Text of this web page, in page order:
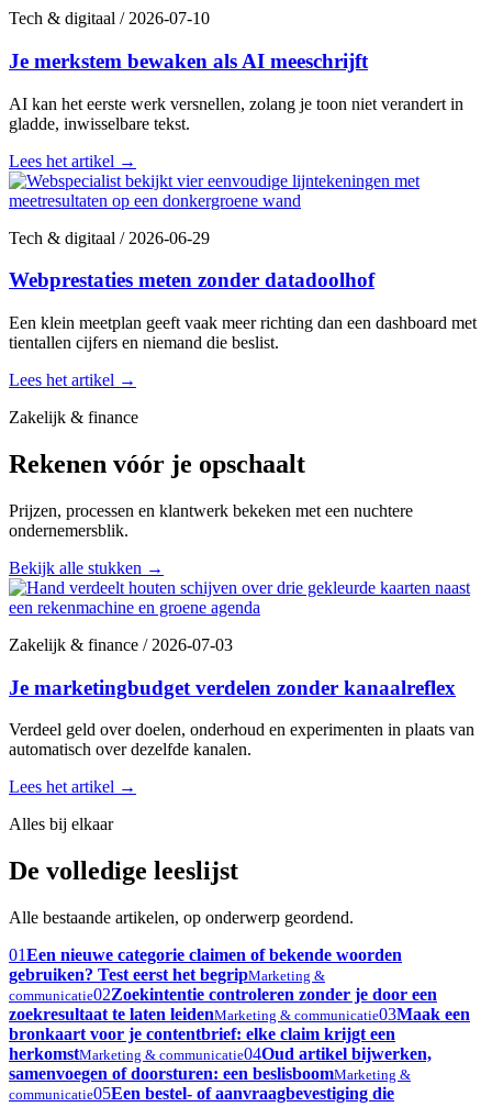
Tech & digitaal /2026-07-10
Je merkstem bewaken als AI meeschrijft
AI kan het eerste werk versnellen, zolang je toon niet verandert in
gladde, inwisselbare tekst.
Lees het artikel →
Tech & digitaal /2026-06-29
Webprestaties meten zonder datadoolhof
Een klein meetplan geeft vaak meer richting dan een dashboard met
tientallen cijfers en niemand die beslist.
Lees het artikel →
Zakelijk & finance
Rekenen vóór je opschaalt
Prijzen, processen en klantwerk bekeken met een nuchtere
ondernemersblik.
Bekijk alle stukken →
Zakelijk & finance /2026-07-03
Je marketingbudget verdelen zonder kanaalreflex
Verdeel geld over doelen, onderhoud en experimenten in plaats van
automatisch over dezelfde kanalen.
Lees het artikel →
Alles bij elkaar
De volledige leeslijst
Alle bestaande artikelen, op onderwerp geordend.
01Een nieuwe categorie claimen of bekende woorden
gebruiken? Test eerst het begripMarketing &
communicatie02Zoekintentie controleren zonder je door een
zoekresultaat te laten leidenMarketing & communicatie03Maak een
bronkaart voor je contentbrief: elke claim krijgt een
herkomstMarketing & communicatie04Oud artikel bijwerken,
samenvoegen of doorsturen: een beslisboomMarketing &
communicatie05Een bestel- of aanvraagbevestiging die